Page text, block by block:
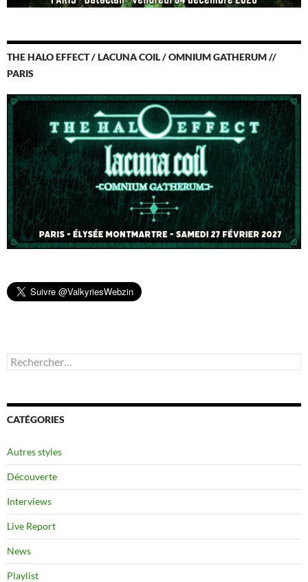
THE HALO EFFECT / LACUNA COIL / OMNIUM GATHERUM //
PARIS
Rechercher :
CATÉGORIES
Autres styles
Découverte
Interviews
Live Report
News
Playlist